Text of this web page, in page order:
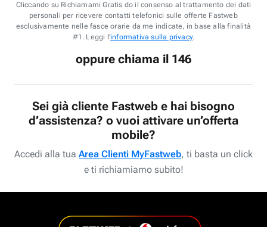
Cliccando su Richiamami Gratis do il consenso al trattamento dei dati
personali per ricevere contatti telefonici sulle offerte Fastweb
esclusivamente nelle fasce orarie da me indicate, in base alla finalità
#1. Leggi l'informativa sulla privacy.
oppure chiama il 146
Sei già cliente Fastweb e hai bisogno
d’assistenza? o vuoi attivare un’offerta
mobile?
Accedi alla tua Area Clienti MyFastweb, ti basta un click
e ti richiamiamo subito!